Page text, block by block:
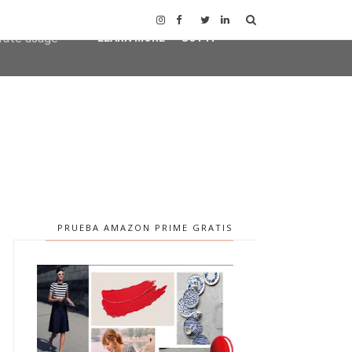
PRUEBA AMAZON PRIME GRATIS
agent
usage
LEARN MORE GOT IT